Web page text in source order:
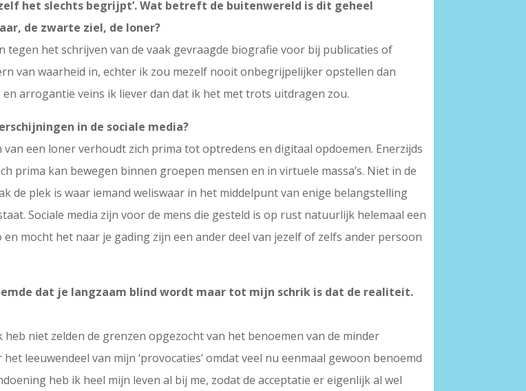
het slechts begrijpt’. Wat betreft de buitenwereld is dit geheel
de zwarte ziel, de loner?
het schrijven van de vaak gevraagde biografie voor bij publicaties of
van waarheid in, echter ik zou mezelf nooit onbegrijpelijker opstellen dan
arrogantie veins ik liever dan dat ik het met trots uitdragen zou.
in de sociale media?
een loner verhoudt zich prima tot optredens en digitaal opdoemen. Enerzijds
prima kan bewegen binnen groepen mensen en in virtuele massa’s. Niet in de
de plek is waar iemand weliswaar in het middelpunt van enige belangstelling
Sociale media zijn voor de mens die gesteld is op rust natuurlijk helemaal een
mocht het naar je gading zijn een ander deel van jezelf of zelfs ander persoon
dat je langzaam blind wordt maar tot mijn schrik is dat de realiteit.
niet zelden de grenzen opgezocht van het benoemen van de minder
leeuwendeel van mijn ‘provocaties’ omdat veel nu eenmaal gewoon benoemd
heb ik heel mijn leven al bij me, zodat de acceptatie er eigenlijk al wel